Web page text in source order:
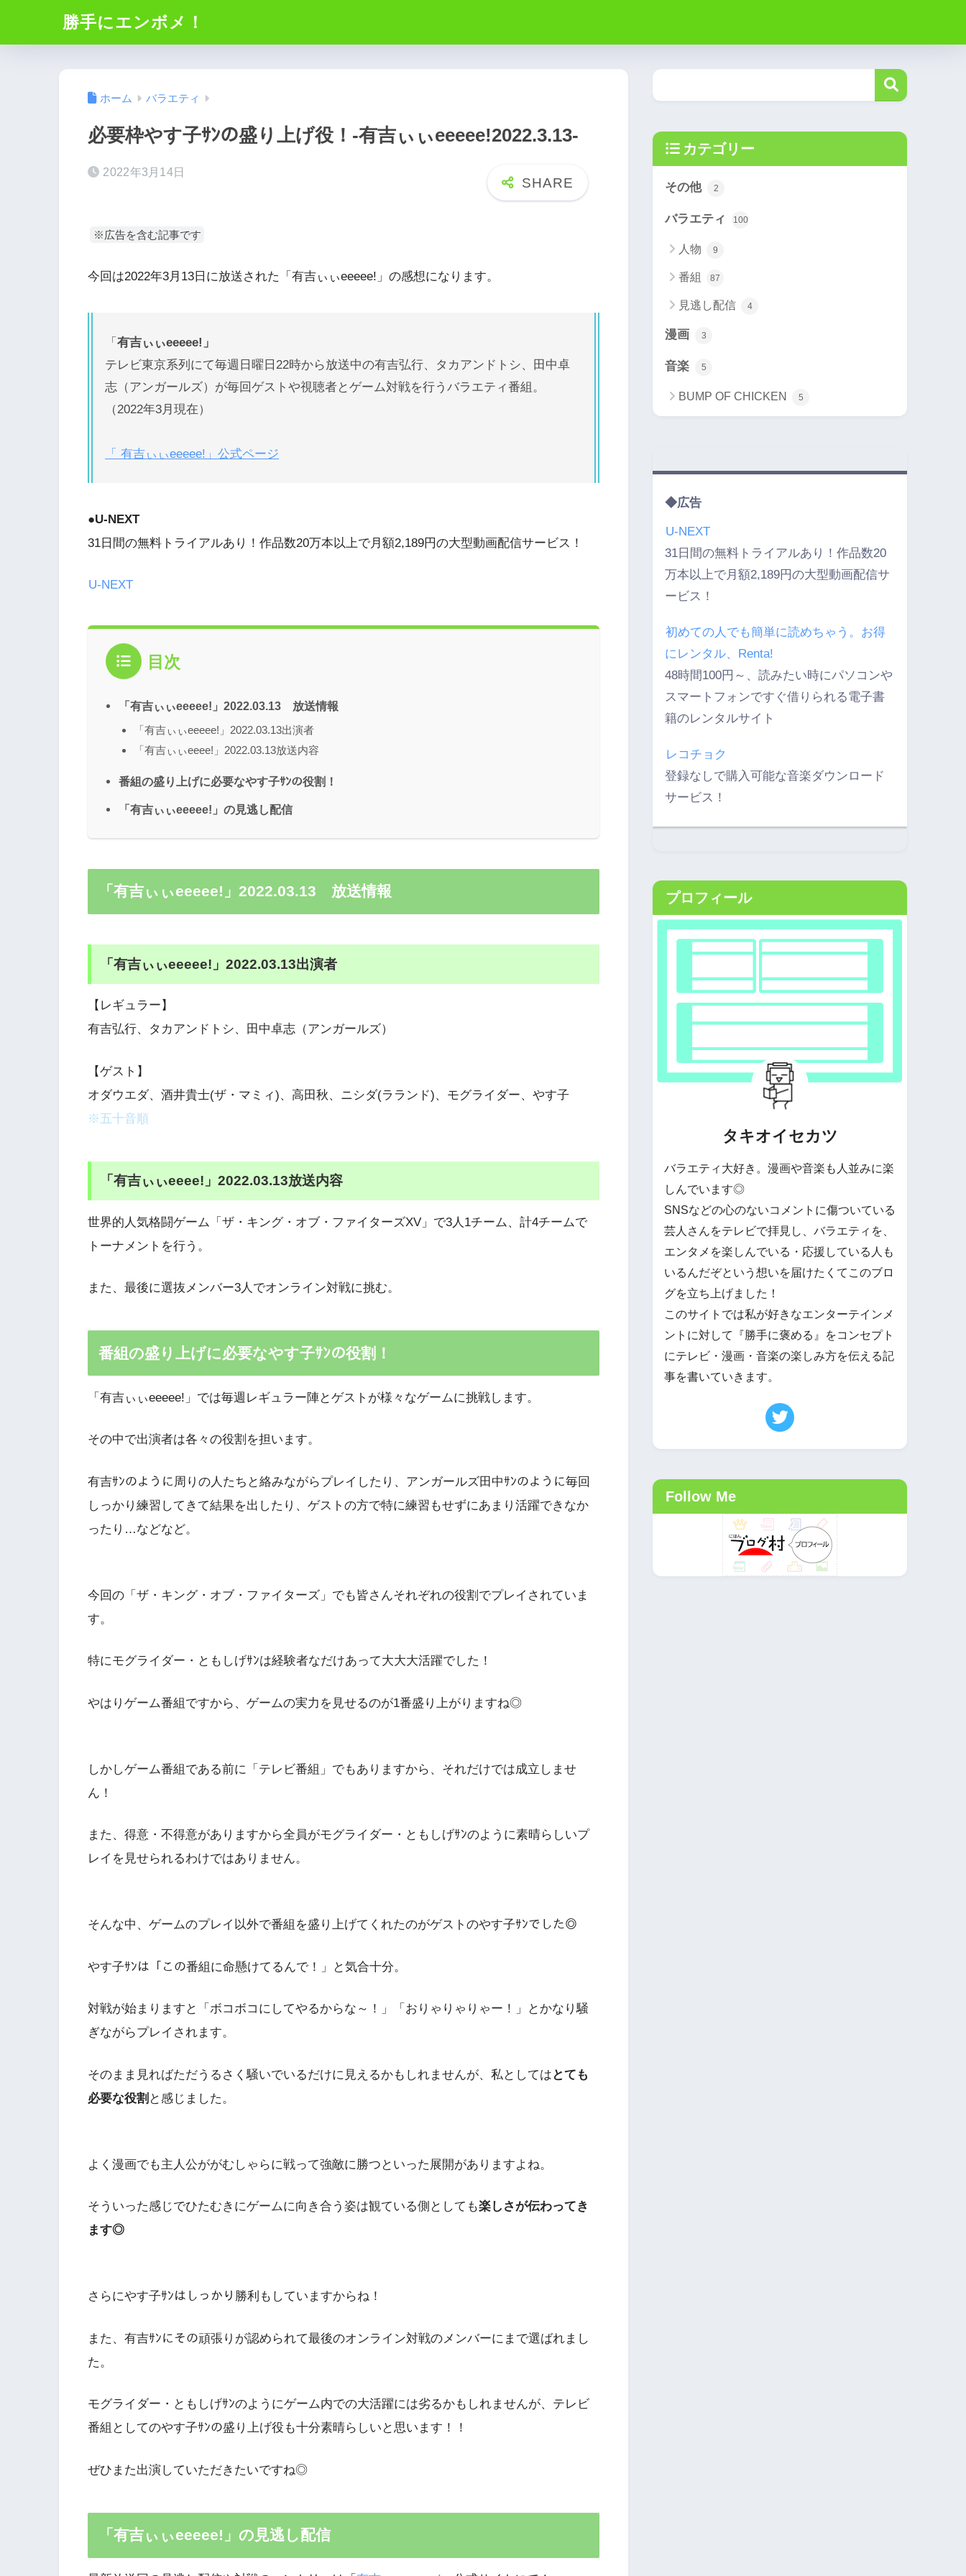
勝手にエンボメ！
ホーム バラエティ
必要枠やす子ｻﾝの盛り上げ役！-有吉ぃぃeeeee!2022.3.13-
2022年3月14日
※広告を含む記事です
今回は2022年3月13日に放送された「有吉ぃぃeeeee!」の感想になります。
「有吉ぃぃeeeee!」
テレビ東京系列にて毎週日曜日22時から放送中の有吉弘行、タカアンドトシ、田中卓
志（アンガールズ）が毎回ゲストや視聴者とゲーム対戦を行うバラエティ番組。
（2022年3月現在）
「 有吉ぃぃeeeee!」公式ページ
●U-NEXT
31日間の無料トライアルあり！作品数20万本以上で月額2,189円の大型動画配信サービス！
U-NEXT
目次
「有吉ぃぃeeeee!」2022.03.13 放送情報
「有吉ぃぃeeeee!」2022.03.13出演者
「有吉ぃぃeeee!」2022.03.13放送内容
番組の盛り上げに必要なやす子ｻﾝの役割！
「有吉ぃぃeeeee!」の見逃し配信
「有吉ぃぃeeeee!」2022.03.13 放送情報
「有吉ぃぃeeeee!」2022.03.13出演者
【レギュラー】
有吉弘行、タカアンドトシ、田中卓志（アンガールズ）
【ゲスト】
オダウエダ、酒井貴士(ザ・マミィ)、高田秋、ニシダ(ラランド)、モグライダー、やす子
※五十音順
「有吉ぃぃeeee!」2022.03.13放送内容
世界的人気格闘ゲーム「ザ・キング・オブ・ファイターズXV」で3人1チーム、計4チームで
トーナメントを行う。
また、最後に選抜メンバー3人でオンライン対戦に挑む。
番組の盛り上げに必要なやす子ｻﾝの役割！
「有吉ぃぃeeeee!」では毎週レギュラー陣とゲストが様々なゲームに挑戦します。
その中で出演者は各々の役割を担います。
有吉ｻﾝのように周りの人たちと絡みながらプレイしたり、アンガールズ田中ｻﾝのように毎回
しっかり練習してきて結果を出したり、ゲストの方で特に練習もせずにあまり活躍できなか
ったり…などなど。
今回の「ザ・キング・オブ・ファイターズ」でも皆さんそれぞれの役割でプレイされていま
す。
特にモグライダー・ともしげｻﾝは経験者なだけあって大大大活躍でした！
やはりゲーム番組ですから、ゲームの実力を見せるのが1番盛り上がりますね◎
しかしゲーム番組である前に「テレビ番組」でもありますから、それだけでは成立しませ
ん！
また、得意・不得意がありますから全員がモグライダー・ともしげｻﾝのように素晴らしいプ
レイを見せられるわけではありません。
そんな中、ゲームのプレイ以外で番組を盛り上げてくれたのがゲストのやす子ｻﾝでした◎
やす子ｻﾝは「この番組に命懸けてるんで！」と気合十分。
対戦が始まりますと「ボコボコにしてやるからな～！」「おりゃりゃりゃー！」とかなり騒
ぎながらプレイされます。
そのまま見ればただうるさく騒いでいるだけに見えるかもしれませんが、私としては とても
必要な役割 と感じました。
よく漫画でも主人公ががむしゃらに戦って強敵に勝つといった展開がありますよね。
そういった感じでひたむきにゲームに向き合う姿は観ている側としても楽しさが伝わってき
ます◎
さらにやす子ｻﾝはしっかり勝利もしていますからね！
また、有吉ｻﾝにその頑張りが認められて最後のオンライン対戦のメンバーにまで選ばれまし
た。
モグライダー・ともしげｻﾝのようにゲーム内での大活躍には劣るかもしれませんが、テレビ
番組としてのやす子ｻﾝの盛り上げ役も十分素晴らしいと思います！！
ぜひまた出演していただきたいですね◎
「有吉ぃぃeeeee!」の見逃し配信
カテゴリー
その他 2
バラエティ 100
人物 9
番組 87
見逃し配信 4
漫画 3
音楽 5
BUMP OF CHICKEN 5
◆広告
U-NEXT
31日間の無料トライアルあり！作品数20
万本以上で月額2,189円の大型動画配信サ
ービス！
初めての人でも簡単に読めちゃう。お得
にレンタル、Renta!
48時間100円～、読みたい時にパソコンや
スマートフォンですぐ借りられる電子書
籍のレンタルサイト
レコチョク
登録なしで購入可能な音楽ダウンロード
サービス！
プロフィール
タキオイセカツ
バラエティ大好き。漫画や音楽も人並みに楽
しんでいます◎
SNSなどの心のないコメントに傷ついている
芸人さんをテレビで拝見し、バラエティを、
エンタメを楽しんでいる・応援している人も
いるんだぞという想いを届けたくてこのブロ
グを立ち上げました！
このサイトでは私が好きなエンターテインメ
ントに対して『勝手に褒める』をコンセプト
にテレビ・漫画・音楽の楽しみ方を伝える記
事を書いていきます。
Follow Me